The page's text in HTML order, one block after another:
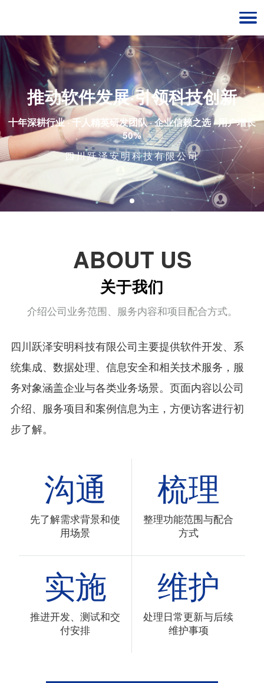
推动软件发展·引领科技创新
十年深耕行业 · 千人精英研发团队 · 企业信赖之选 · 用户增长
50%
四川跃泽安明科技有限公司
ABOUT US
关于我们
介绍公司业务范围、服务内容和项目配合方式。
四川跃泽安明科技有限公司主要提供软件开发、系
统集成、数据处理、信息安全和相关技术服务，服
务对象涵盖企业与各类业务场景。页面内容以公司
介绍、服务项目和案例信息为主，方便访客进行初
步了解。
沟通
先了解需求背景和使
用场景
梳理
整理功能范围与配合
方式
实施
推进开发、测试和交
付安排
维护
处理日常更新与后续
维护事项